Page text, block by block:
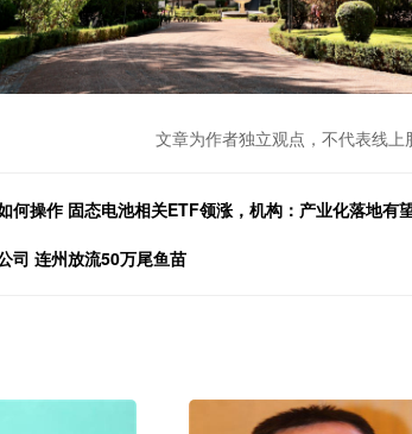
文章为作者独立观点，不代表线
何操作 固态电池相关ETF领涨，机构：产业化落地有
司 连州放流50万尾鱼苗